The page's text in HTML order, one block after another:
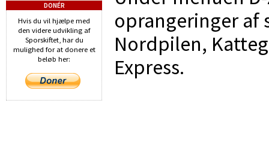
oprangeringer af
Nordpilen,
Express.
DONÉR
Hvis du vil hjælpe med
den videre udvikling af
Sporskiftet, har du
mulighed for at donere et
beløb her: